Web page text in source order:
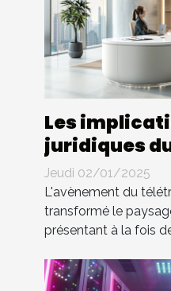
Les
juridiques
droits et
employés
Jeudi 02/01/2025
L'avènement du
transformé le
présentant à la fois